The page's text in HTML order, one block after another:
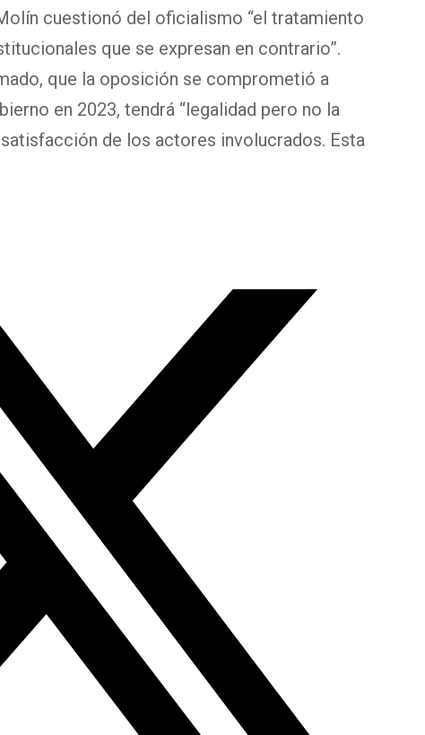
cuestionó del oficialismo “el tratamiento
que se expresan en contrario”.
que la oposición se comprometió a
en 2023, tendrá “legalidad pero no la
de los actores involucrados. Esta